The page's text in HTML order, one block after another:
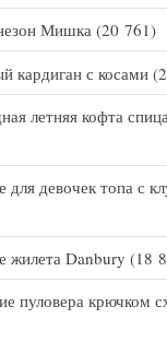
Мишка(20 761)
кардиган с косами
летняя кофта
для девочек топа с
жилета Danbury (18
пуловера крючком